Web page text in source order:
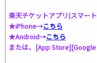
楽天チケットアプリ(スマー
★iPhone→こちら
★Android→こちら
または、[App Store][Google